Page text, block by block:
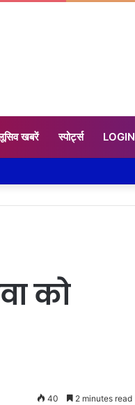
खबरें स्पोर्ट्स LOGIN
को
40 2 minutes read